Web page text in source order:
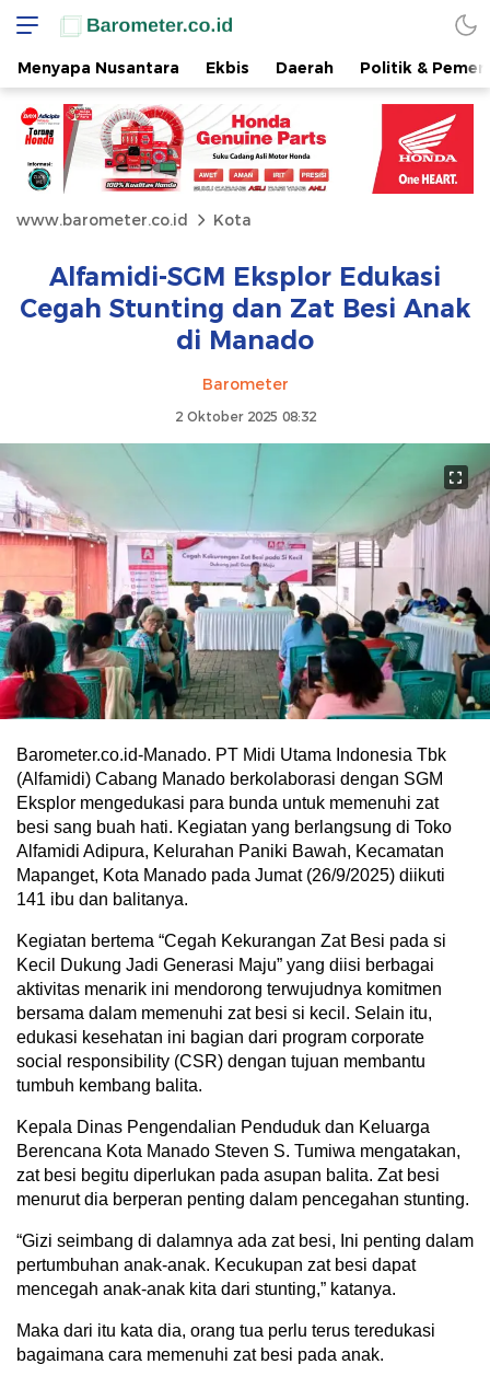
Menyapa Nusantara Ekbis Daerah Politik &
www.barometer.co.id Kota
Alfamidi-SGM Eksplor Edukasi
Cegah Stunting dan Zat Besi Anak
di Manado
Barometer
2 Oktober 2025 08:32
Barometer.co.id-Manado. PT Midi Utama Indonesia Tbk
(Alfamidi) Cabang Manado berkolaborasi dengan SGM
Eksplor mengedukasi para bunda untuk memenuhi zat
besi sang buah hati. Kegiatan yang berlangsung di Toko
Alfamidi Adipura, Kelurahan Paniki Bawah, Kecamatan
Mapanget, Kota Manado pada Jumat (26/9/2025) diikuti
141 ibu dan balitanya.
Kegiatan bertema “Cegah Kekurangan Zat Besi pada si
Kecil Dukung Jadi Generasi Maju” yang diisi berbagai
aktivitas menarik ini mendorong terwujudnya komitmen
bersama dalam memenuhi zat besi si kecil. Selain itu,
edukasi kesehatan ini bagian dari program corporate
social responsibility (CSR) dengan tujuan membantu
tumbuh kembang balita.
Kepala Dinas Pengendalian Penduduk dan Keluarga
Berencana Kota Manado Steven S. Tumiwa mengatakan,
zat besi begitu diperlukan pada asupan balita. Zat besi
menurut dia berperan penting dalam pencegahan stunting.
“Gizi seimbang di dalamnya ada zat besi, Ini penting dalam
pertumbuhan anak-anak. Kecukupan zat besi dapat
mencegah anak-anak kita dari stunting,” katanya.
Maka dari itu kata dia, orang tua perlu terus teredukasi
bagaimana cara memenuhi zat besi pada anak.